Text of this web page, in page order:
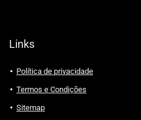
Links
Política de privacidade
Termos e Condições
Sitemap